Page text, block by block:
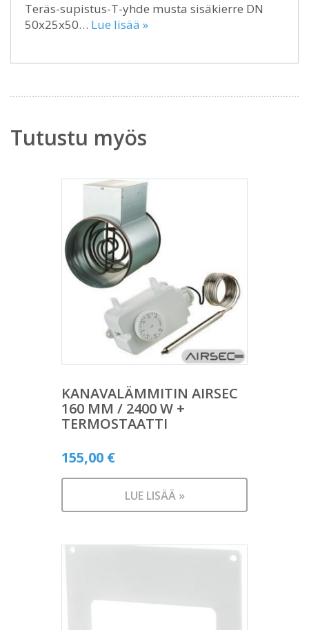
Teräs-supistus-T-yhde musta sisäkierre DN
50x25x50… Lue lisää »
Tutustu myös
KANAVALÄMMITIN AIRSEC
160 MM / 2400 W +
TERMOSTAATTI
155,00 €
LUE LISÄÄ »